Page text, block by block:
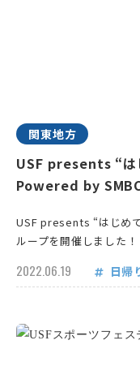
関東地方
USF presents “は
Powered by
USF presents “はじめ
ループを開催しました！
2022.06.19 日帰